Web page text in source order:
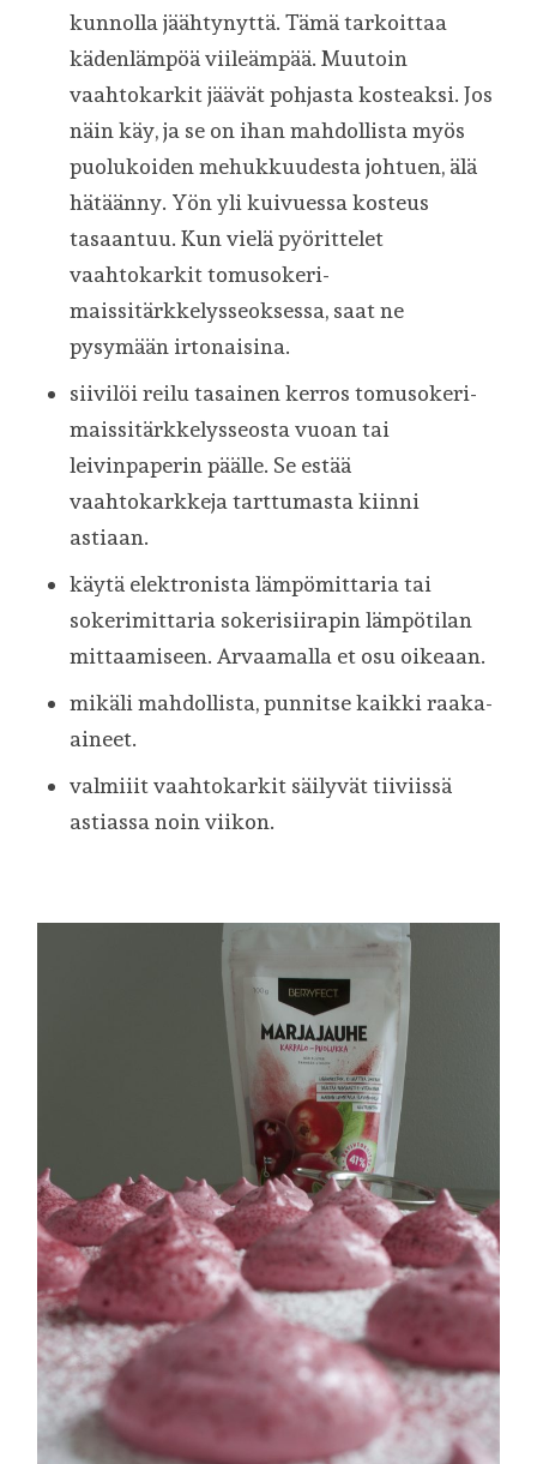
kunnolla jäähtynyttä. Tämä tarkoittaa
kädenlämpöä viileämpää. Muutoin
vaahtokarkit jäävät pohjasta kosteaksi. Jos
näin käy, ja se on ihan mahdollista myös
puolukoiden mehukkuudesta johtuen, älä
hätäänny. Yön yli kuivuessa kosteus
tasaantuu. Kun vielä pyörittelet
vaahtokarkit tomusokeri-
maissitärkkelysseoksessa, saat ne
pysymään irtonaisina.
siivilöi reilu tasainen kerros tomusokeri-
maissitärkkelysseosta vuoan tai
leivinpaperin päälle. Se estää
vaahtokarkkeja tarttumasta kiinni
astiaan.
käytä elektronista lämpömittaria tai
sokerimittaria sokerisiirapin lämpötilan
mittaamiseen. Arvaamalla et osu oikeaan.
mikäli mahdollista, punnitse kaikki raaka-
aineet.
valmiiit vaahtokarkit säilyvät tiiviissä
astiassa noin viikon.